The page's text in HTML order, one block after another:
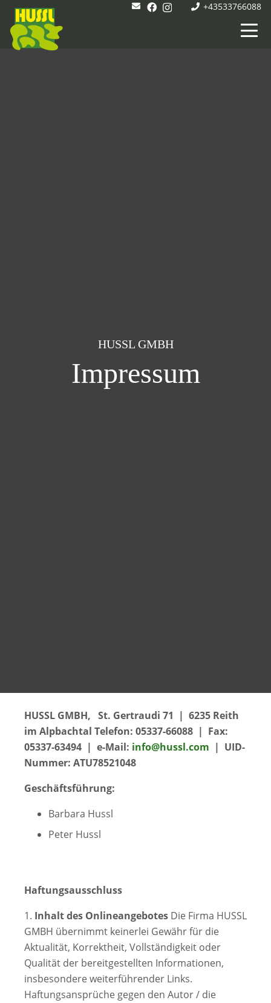
+43533766088
HUSSL GMBH
Impressum
HUSSL GMBH, St. Gertraudi 71 | 6235 Reith
im Alpbachtal Telefon: 05337-66088 | Fax:
05337-63494 | e-Mail: info@hussl.com | UID-
Nummer: ATU78521048
Geschäftsführung:
Barbara Hussl
Peter Hussl
Haftungsausschluss
1. Inhalt des Onlineangebotes Die Firma HUSSL
GMBH übernimmt keinerlei Gewähr für die
Aktualität, Korrektheit, Vollständigkeit oder
Qualität der bereitgestellten Informationen,
insbesondere weiterführender Links.
Haftungsansprüche gegen den Autor / die